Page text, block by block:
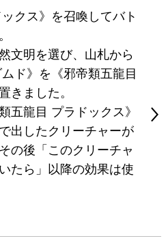
クス》を召喚してバト
文明を選び、山札から
ド》を《邪帝類五龍目
きました。
五龍目 プラドックス》
出したクリーチャーが
の後「このクリーチャ
たら」以降の効果は使